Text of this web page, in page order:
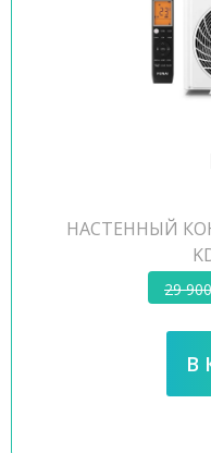
НАСТЕННЫЙ
29 900